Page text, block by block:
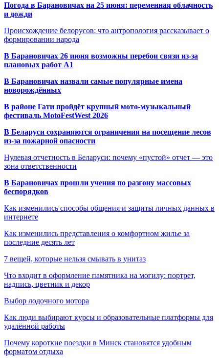
Погода в Барановичах на 25 июня: переменная облачность
и дожди
Происхождение белорусов: что антропология рассказывает о
формировании народа
В Барановичах 26 июня возможны перебои связи из-за
плановых работ A1
В Барановичах назвали самые популярные имена
новорождённых
В районе Гати пройдёт крупный мото-музыкальный
фестиваль MotoFestWest 2026
В Беларуси сохраняются ограничения на посещение лесов
из-за пожарной опасности
Нулевая отчетность в Беларуси: почему «пустой» отчет — это
зона ответственности
В Барановичах прошли учения по разгону массовых
беспорядков
Как изменились способы общения и защиты личных данных в
интернете
Как изменились представления о комфортном жилье за
последние десять лет
7 вещей, которые нельзя смывать в унитаз
Что входит в оформление памятника на могилу: портрет,
надпись, цветник и декор
Выбор лодочного мотора
Как люди выбирают курсы и образовательные платформы для
удалённой работы
Почему короткие поездки в Минск становятся удобным
форматом отдыха